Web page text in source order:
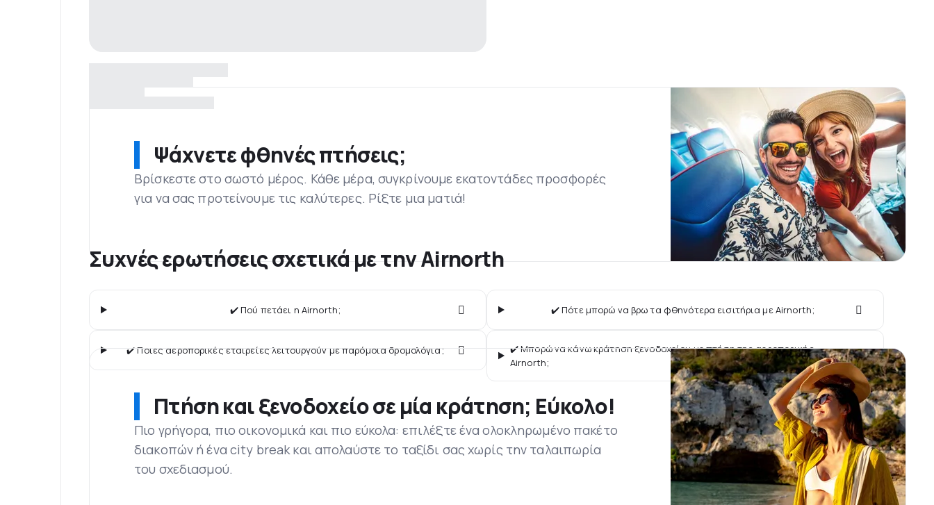
Ψάχνετε φθηνές πτήσεις;
Βρίσκεστε στο σωστό μέρος. Κάθε μέρα, συγκρίνουμε εκατοντάδες προσφορές
για να σας προτείνουμε τις καλύτερες. Ρίξτε μια ματιά!
Συχνές ερωτήσεις σχετικά με την Airnorth
✔️ Πού πετάει η Airnorth; ✔️ Πότε μπορώ να βρω τα φθηνότερα εισιτήρια με Airnorth;
✔️ Ποιες αεροπορικές εταιρείες λειτουργούν με παρόμοια δρομολόγια;
✔️ Μπορώ να κάνω κράτηση ξενοδοχείου με πτήση της αεροπορικής
Airnorth;
Πτήση και ξενοδοχείο σε μία κράτηση; Εύκολο!
Πιο γρήγορα, πιο οικονομικά και πιο εύκολα: επιλέξτε ένα ολοκληρωμένο πακέτο
διακοπών ή ένα city break και απολαύστε το ταξίδι σας χωρίς την ταλαιπωρία
του σχεδιασμού.